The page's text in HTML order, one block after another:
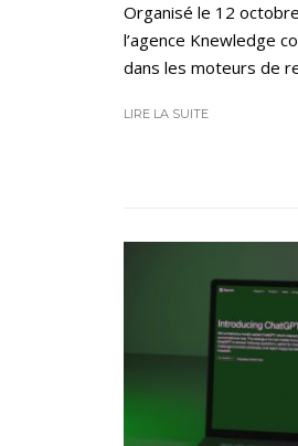
Organisé le 12
l’agence Knewledge
dans les moteurs de
LIRE LA SUITE